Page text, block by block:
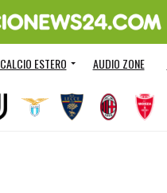
CALCIO ESTERO AUDIO ZONE